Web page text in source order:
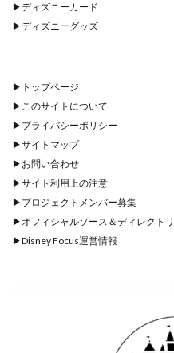
▶︎ディズニーカード
▶︎ディズニーグッズ
▶︎ トップページ
▶︎ このサイトについて
▶︎ プライバシーポリシー
▶︎サイトマップ
▶︎ お問い合わせ
▶︎サイト利用上の注意
▶︎ プロジェクトメンバー募集
▶︎ オフィシャルソース＆ディレクトリ
▶︎Disney Focus運営情報